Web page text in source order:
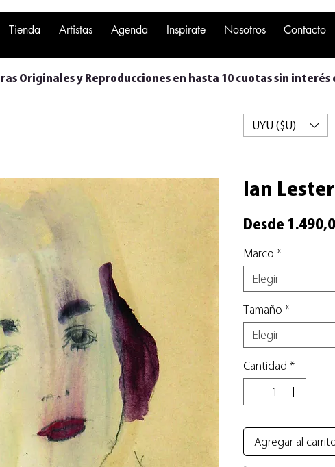
Tienda Artistas Agenda Inspirate Nosotros Contacto
Originales y Reproducciones en hasta 10 cuotas sin
Ian
Desde
Marco *
Elegir
Tamaño *
Elegir
Cantidad *
Agregar al
UYU ($U)